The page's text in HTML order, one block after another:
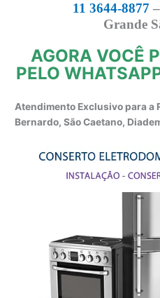
11 3644-8877 –
Grande
AGORA VOCÊ
PELO
Atendimento Exclusivo para a
Bernardo, São Caetano,